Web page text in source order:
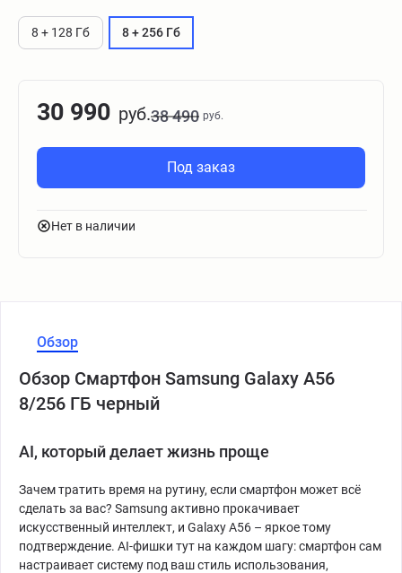
8 + 128 Гб 8 + 256 Гб
30 990 руб.38 490 руб.
Под заказ
Нет в наличии
Обзор
Обзор Смартфон Samsung Galaxy A56
8/256 ГБ черный
AI, который делает жизнь проще
Зачем тратить время на рутину, если смартфон может всё
сделать за вас? Samsung активно прокачивает
искусственный интеллект, и Galaxy A56 – яркое тому
подтверждение. AI-фишки тут на каждом шагу: смартфон сам
настраивает систему под ваш стиль использования,